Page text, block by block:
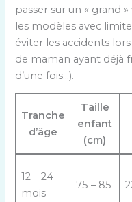
passer sur un « grand
les modèles avec
éviter les accidents
de maman ayant déjà
d’une fois…).
Tranche
d’âge
Taille
enfant
(cm)
12 – 24
mois
75 – 85